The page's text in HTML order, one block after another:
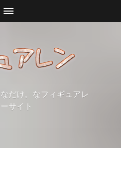
だけ。なフィギュアレ
サイト